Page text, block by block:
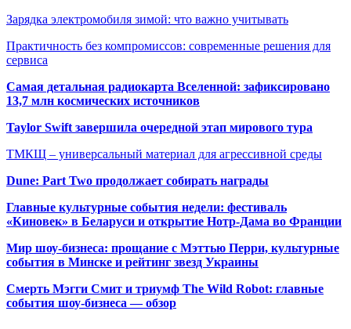
Зарядка электромобиля зимой: что важно учитывать
Практичность без компромиссов: современные решения для
сервиса
Самая детальная радиокарта Вселенной: зафиксировано
13,7 млн космических источников
Taylor Swift завершила очередной этап мирового тура
ТМКЩ – универсальный материал для агрессивной среды
Dune: Part Two продолжает собирать награды
Главные культурные события недели: фестиваль
«Киновек» в Беларуси и открытие Нотр-Дама во Франции
Мир шоу-бизнеса: прощание с Мэттью Перри, культурные
события в Минске и рейтинг звезд Украины
Смерть Мэгги Смит и триумф The Wild Robot: главные
события шоу-бизнеса — обзор